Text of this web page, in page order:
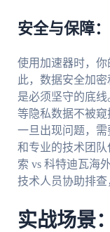
安全与保障
使用加速器时，
此，数据安全加
是必须坚守的底
等隐私数据不被窥
一旦出现问题，
和专业的技术团
索 vs 科特迪瓦海
技术人员协助排查
实战场景